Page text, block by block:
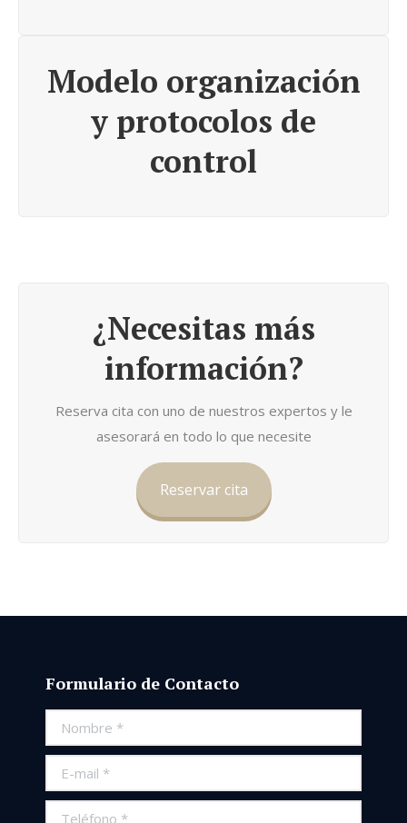
Modelo organización
y protocolos de
control
¿Necesitas más
información?
Reserva cita con uno de nuestros expertos y le
asesorará en todo lo que necesite
Reservar cita
Formulario de Contacto
Nombre *
E-mail *
Teléfono *